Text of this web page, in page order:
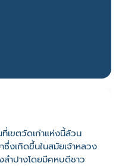
ขตวัดเก่าแห่งนี้ล้วน
งเกิดขึ้นในสมัยเจ้าหลวง
ลำปางโดยมีคหบดีชาว